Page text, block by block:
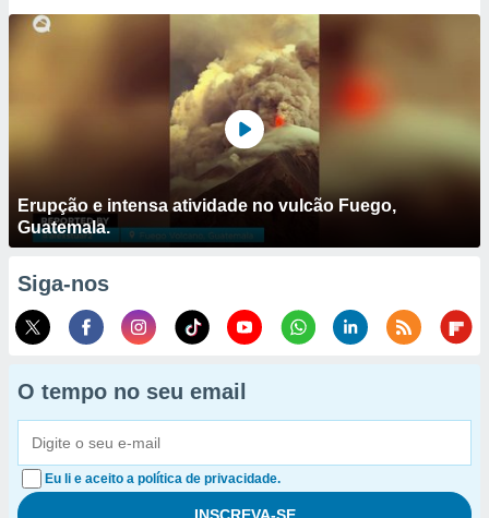
Erupção e intensa atividade no vulcão Fuego,
Guatemala.
Siga-nos
O tempo no seu email
Eu li e aceito a política de privacidade.